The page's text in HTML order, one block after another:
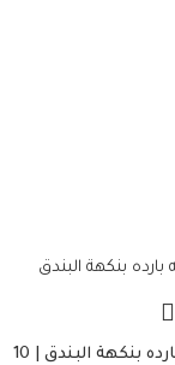
قهوه لاتيه بارده بنكهة البندق | 10